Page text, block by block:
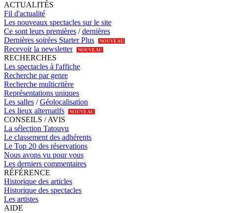
ACTUALITÉS
Fil d'actualité
Les nouveaux spectacles sur le site
Ce sont leurs premières /dernières
Dernières soirées Starter Plus
NOUVEAU
Recevoir la newsletter NOUVEAU
RECHERCHES
Les spectacles à l'affiche
Recherche par genre
Recherche multicritère
Représentations uniques
Les salles /Géolocalisation
Les lieux alternatifs
NOUVEAU
CONSEILS / AVIS
La sélection Tatouvu
Le classement des adhérents
Le Top 20 des réservations
Nous avons vu pour vous
Les derniers commentaires
RÉFÉRENCE
Historique des articles
Historique des spectacles
Les artistes
AIDE